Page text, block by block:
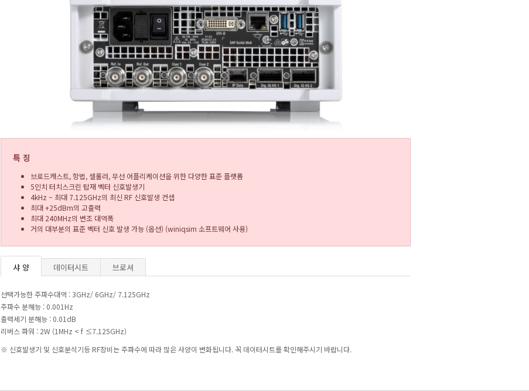
특 징
브로드캐스트, 항법, 셀룰러, 무선 어플리케이션을 위한 다양한 표준 플랫폼
5인치 터치스크린 탑재 벡터 신호발생기
4kHz ~ 최대 7.125GHz의 최신 RF 신호발생 컨셉
최대 +25dBm의 고출력
최대 240MHz의 변조 대역폭
거의 대부분의 표준 벡터 신호 발생 가능 (옵션) (winiqsim 소프트웨어 사용)
샤 양 데이터시트 브로셔
선택가능한 주파수대역 : 3GHz/ 6GHz/ 7.125GHz
주파수 분해능 : 0.001Hz
출력세기 분해능 : 0.01dB
리버스 파워 : 2W (1MHz < f ≤7.125GHz)
※ 신호발생기 및 신호분석기등 RF장비는 주파수에 따라 많은 사양이 변화됩니다. 꼭 데이터시트를 확인해주시기 바랍니다.